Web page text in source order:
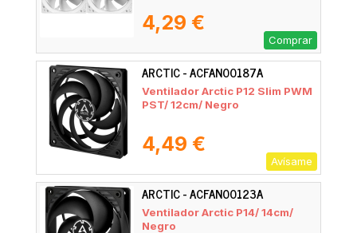
4,29 €
Comprar
ARCTIC - ACFAN00187A
Ventilador Arctic P12 Slim PWM
PST/ 12cm/ Negro
4,49 €
Avísame
ARCTIC - ACFAN00123A
Ventilador Arctic P14/ 14cm/
Negro